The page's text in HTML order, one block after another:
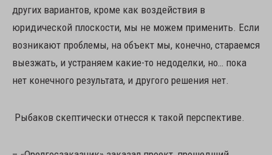
других вариантов, кроме как воздействия в
юридической плоскости, мы не можем применить. Если
возникают проблемы, на объект мы, конечно, стараемся
выезжать, и устраняем какие-то недоделки, но… пока
нет конечного результата, и другого решения нет.
Рыбаков скептически отнесся к такой перспективе.